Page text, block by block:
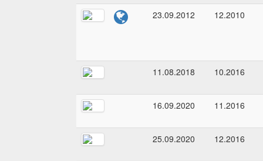
23.09.2012 12.2010
11.08.2018 10.2016
16.09.2020 11.2016
25.09.2020 12.2016